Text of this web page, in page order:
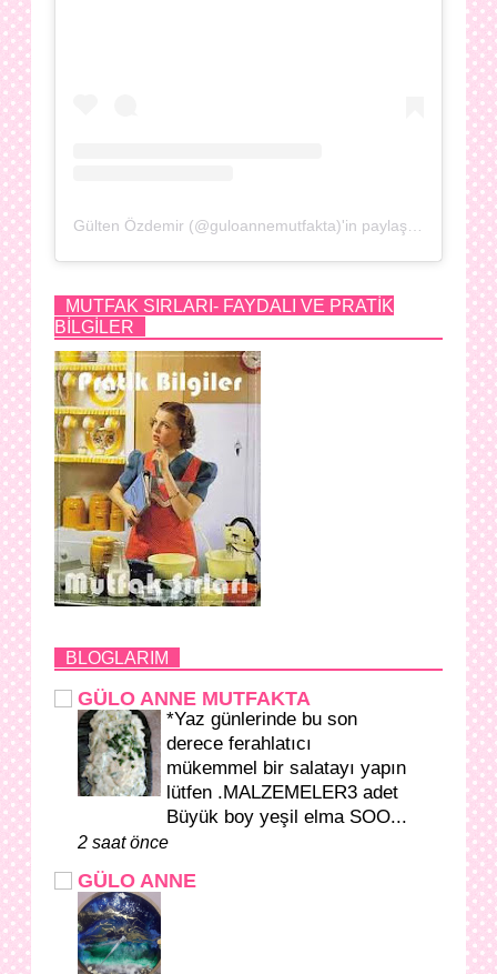
Gülten Özdemir (@guloannemutfakta)'in paylaştığı bir gönderi
MUTFAK SIRLARI- FAYDALI VE PRATİK
BİLGİLER
BLOGLARIM
GÜLO ANNE MUTFAKTA
*Yaz günlerinde bu son
derece ferahlatıcı
mükemmel bir salatayı yapın
lütfen .MALZEMELER3 adet
Büyük boy yeşil elma SOO...
2 saat önce
GÜLO ANNE